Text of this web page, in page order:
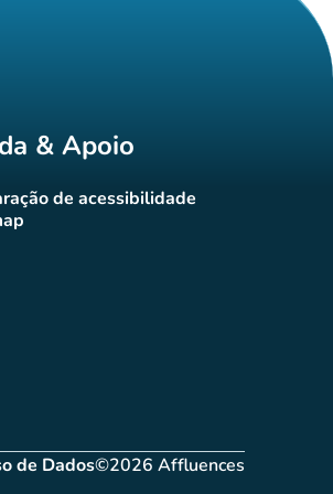
& Apoio
separador)
de acessibilidade
(novo separador)
separador)
de Dados
separador)©2026 Affluences